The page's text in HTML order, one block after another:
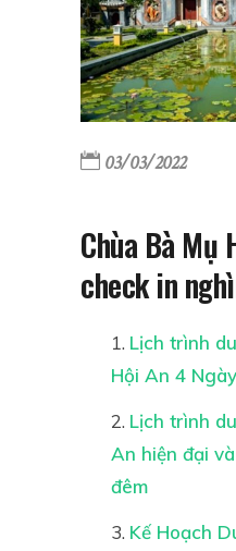
03/03/2022
Chùa Bà Mụ
check in
Lịch trình
Hội An 4
Lịch trình
An hiện đại
đêm
Kế Hoạch